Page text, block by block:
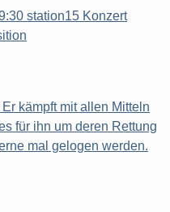
station15 Konzert
kämpft mit allen Mitteln
für ihn um deren Rettung
mal gelogen werden.